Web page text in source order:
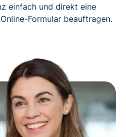
einfach und direkt eine
Formular beauftragen.